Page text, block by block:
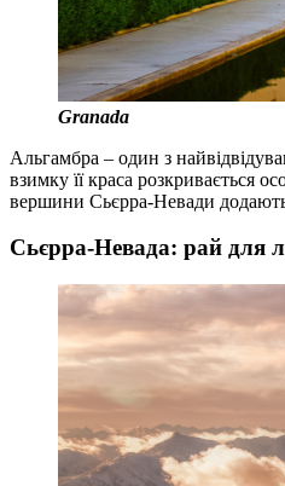
Granada
Альгамбра – один з
взимку її краса розкривається
вершини Сьєрра-Невади додають
Сьєрра-Невада: рай для